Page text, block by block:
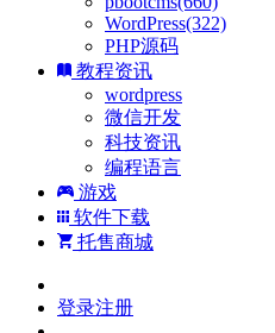
WordPress(322)
PHP源码
教程资讯
wordpress
微信开发
科技资讯
编程语言
游戏
软件下载
托售商城
登录注册